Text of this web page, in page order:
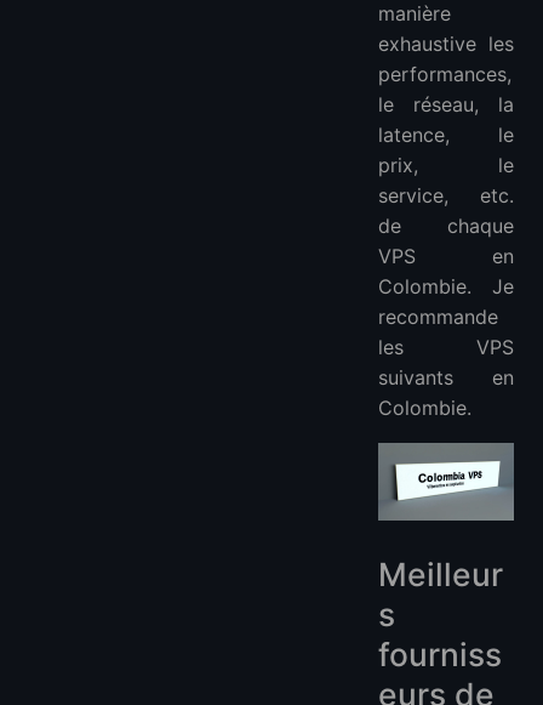
Plus de VPS
VPS Asie :
VPS Europe :
VPS Afrique :
manière
exhaustive les
performances,
le réseau, la
latence, le
prix, le
service, etc.
de chaque
VPS en
Colombie. Je
recommande
les VPS
suivants en
Colombie.
Meilleur
s
fourniss
eurs de